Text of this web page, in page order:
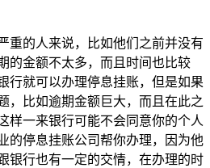
重的人来说，比如他们之前并没有
的金额不太多，而且时间也比较
行就可以办理停息挂账，但是如果
，比如逾期金额巨大，而且在此之
样一来银行可能不会同意你的个人
的停息挂账公司帮你办理，因为他
银行也有一定的交情，在办理的时